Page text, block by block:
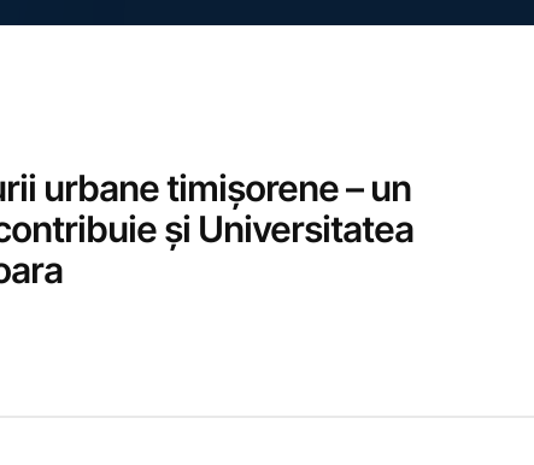
urbane timişorene – un
şi Universitatea